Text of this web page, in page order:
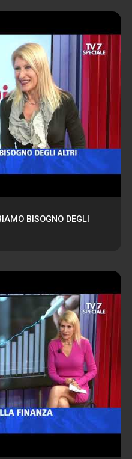
BISOGNO DEGLI